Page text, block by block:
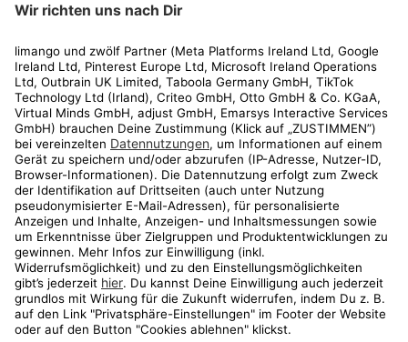
Kundenservice
Shop
Aktionen
Travel